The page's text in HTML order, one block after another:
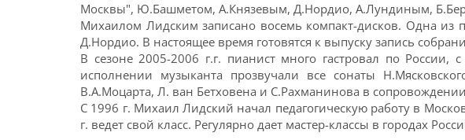
Москвы", Ю.Башметом, А.Князевым, Д.Нордио, А.Лундиным,
Михаилом Лидским записано восемь компакт-дисков. Одна из
Д.Нордио. В настоящее время готовятся к выпуску запись
В сезоне 2005-2006 г.г. пианист много гастровал по
исполнении музыканта прозвучали все сонаты
В.А.Моцарта, Л. ван Бетховена и С.Рахманинова в
С 1996 г. Михаил Лидский начал педагогическую работу в
г. ведет свой класс. Регулярно дает мастер-классы в городах